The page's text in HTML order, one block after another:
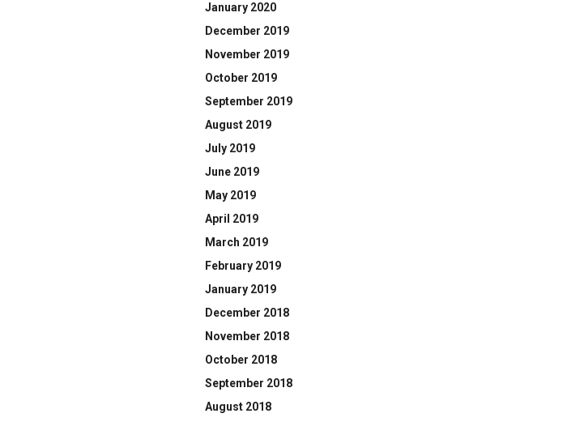
January 2020
December 2019
November 2019
October 2019
September 2019
August 2019
July 2019
June 2019
May 2019
April 2019
March 2019
February 2019
January 2019
December 2018
November 2018
October 2018
September 2018
August 2018